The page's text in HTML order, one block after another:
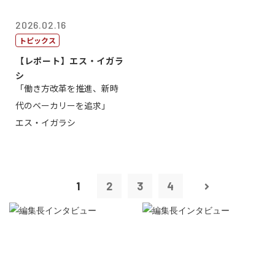
2026.02.16
トピックス
【レポート】エス・イガラ
シ
「働き方改革を推進、新時
代のベーカリーを追求」
エス・イガラシ
1 2 3 4